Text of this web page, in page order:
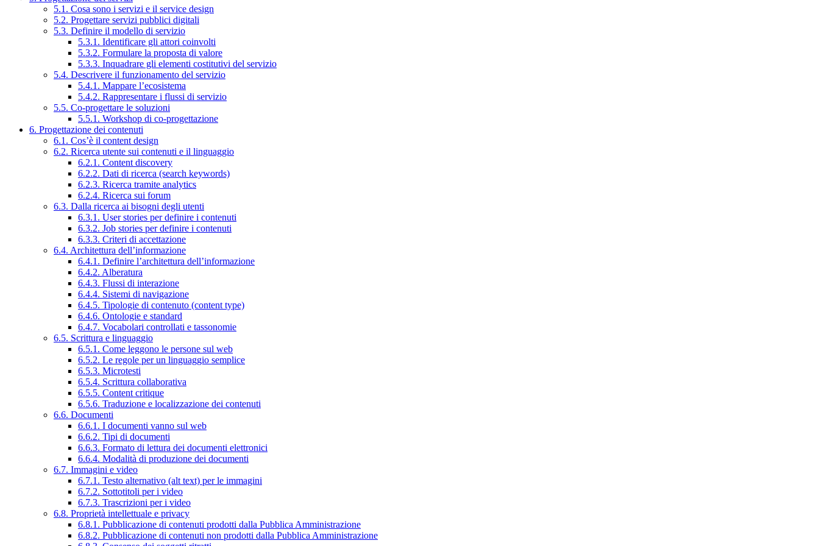
5.1. Cosa sono i servizi e il service design
5.2. Progettare servizi pubblici digitali
5.3. Definire il modello di servizio
5.3.1. Identificare gli attori coinvolti
5.3.2. Formulare la proposta di valore
5.3.3. Inquadrare gli elementi costitutivi del servizio
5.4. Descrivere il funzionamento del servizio
5.4.1. Mappare l’ecosistema
5.4.2. Rappresentare i flussi di servizio
5.5. Co-progettare le soluzioni
5.5.1. Workshop di co-progettazione
6. Progettazione dei contenuti
6.1. Cos’è il content design
6.2. Ricerca utente sui contenuti e il linguaggio
6.2.1. Content discovery
6.2.2. Dati di ricerca (search keywords)
6.2.3. Ricerca tramite analytics
6.2.4. Ricerca sui forum
6.3. Dalla ricerca ai bisogni degli utenti
6.3.1. User stories per definire i contenuti
6.3.2. Job stories per definire i contenuti
6.3.3. Criteri di accettazione
6.4. Architettura dell’informazione
6.4.1. Definire l’architettura dell’informazione
6.4.2. Alberatura
6.4.3. Flussi di interazione
6.4.4. Sistemi di navigazione
6.4.5. Tipologie di contenuto (content type)
6.4.6. Ontologie e standard
6.4.7. Vocabolari controllati e tassonomie
6.5. Scrittura e linguaggio
6.5.1. Come leggono le persone sul web
6.5.2. Le regole per un linguaggio semplice
6.5.3. Microtesti
6.5.4. Scrittura collaborativa
6.5.5. Content critique
6.5.6. Traduzione e localizzazione dei contenuti
6.6. Documenti
6.6.1. I documenti vanno sul web
6.6.2. Tipi di documenti
6.6.3. Formato di lettura dei documenti elettronici
6.6.4. Modalità di produzione dei documenti
6.7. Immagini e video
6.7.1. Testo alternativo (alt text) per le immagini
6.7.2. Sottotitoli per i video
6.7.3. Trascrizioni per i video
6.8. Proprietà intellettuale e privacy
6.8.1. Pubblicazione di contenuti prodotti dalla Pubblica Amministrazione
6.8.2. Pubblicazione di contenuti non prodotti dalla Pubblica Amministrazione